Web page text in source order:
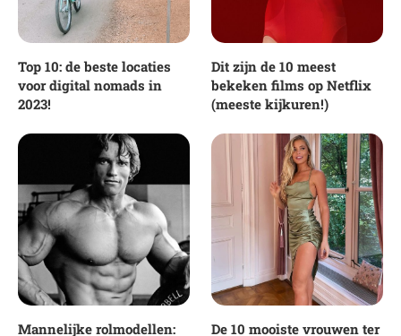
Top 10: de beste locaties
voor digital nomads in
2023!
Dit zijn de 10 meest
bekeken films op Netflix
(meeste kijkuren!)
Mannelijke rolmodellen:
De 10 mooiste vrouwen ter